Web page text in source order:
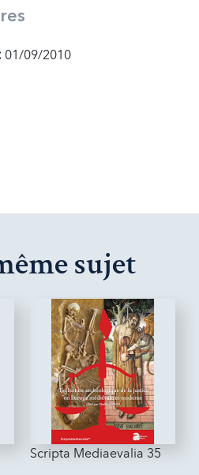
01/09/2010
sujet
Scripta Mediaevalia 35